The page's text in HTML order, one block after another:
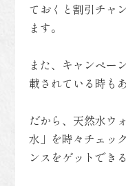
ておくと割引チャ
ます。
また、キャンペー
載されている時も
だから、天然水ウ
水」を時々チェッ
ンスをゲットでき